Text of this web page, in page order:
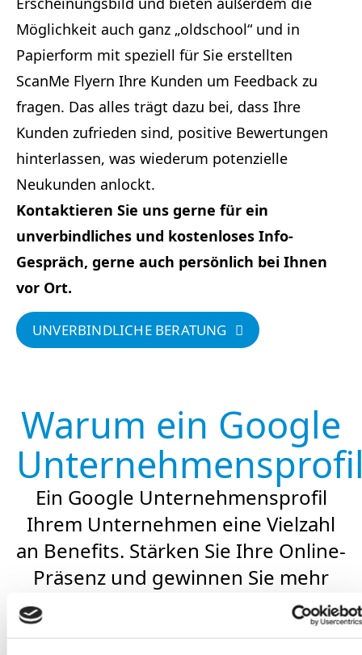
Möglichkeit auch ganz „oldschool“ und in
Papierform mit speziell für Sie erstellten
ScanMe Flyern Ihre Kunden um Feedback zu
fragen. Das alles trägt dazu bei, dass Ihre
Kunden zufrieden sind, positive Bewertungen
hinterlassen, was wiederum potenzielle
Neukunden anlockt.
Kontaktieren Sie uns gerne für ein
unverbindliches und kostenloses Info-
Gespräch, gerne auch persönlich bei Ihnen
vor Ort.
UNVERBINDLICHE BERATUNG
Warum ein Google
Ein Google Unternehmensprofil
Ihrem Unternehmen eine Vielzahl
an Benefits. Stärken Sie Ihre Online-
Präsenz und gewinnen Sie mehr